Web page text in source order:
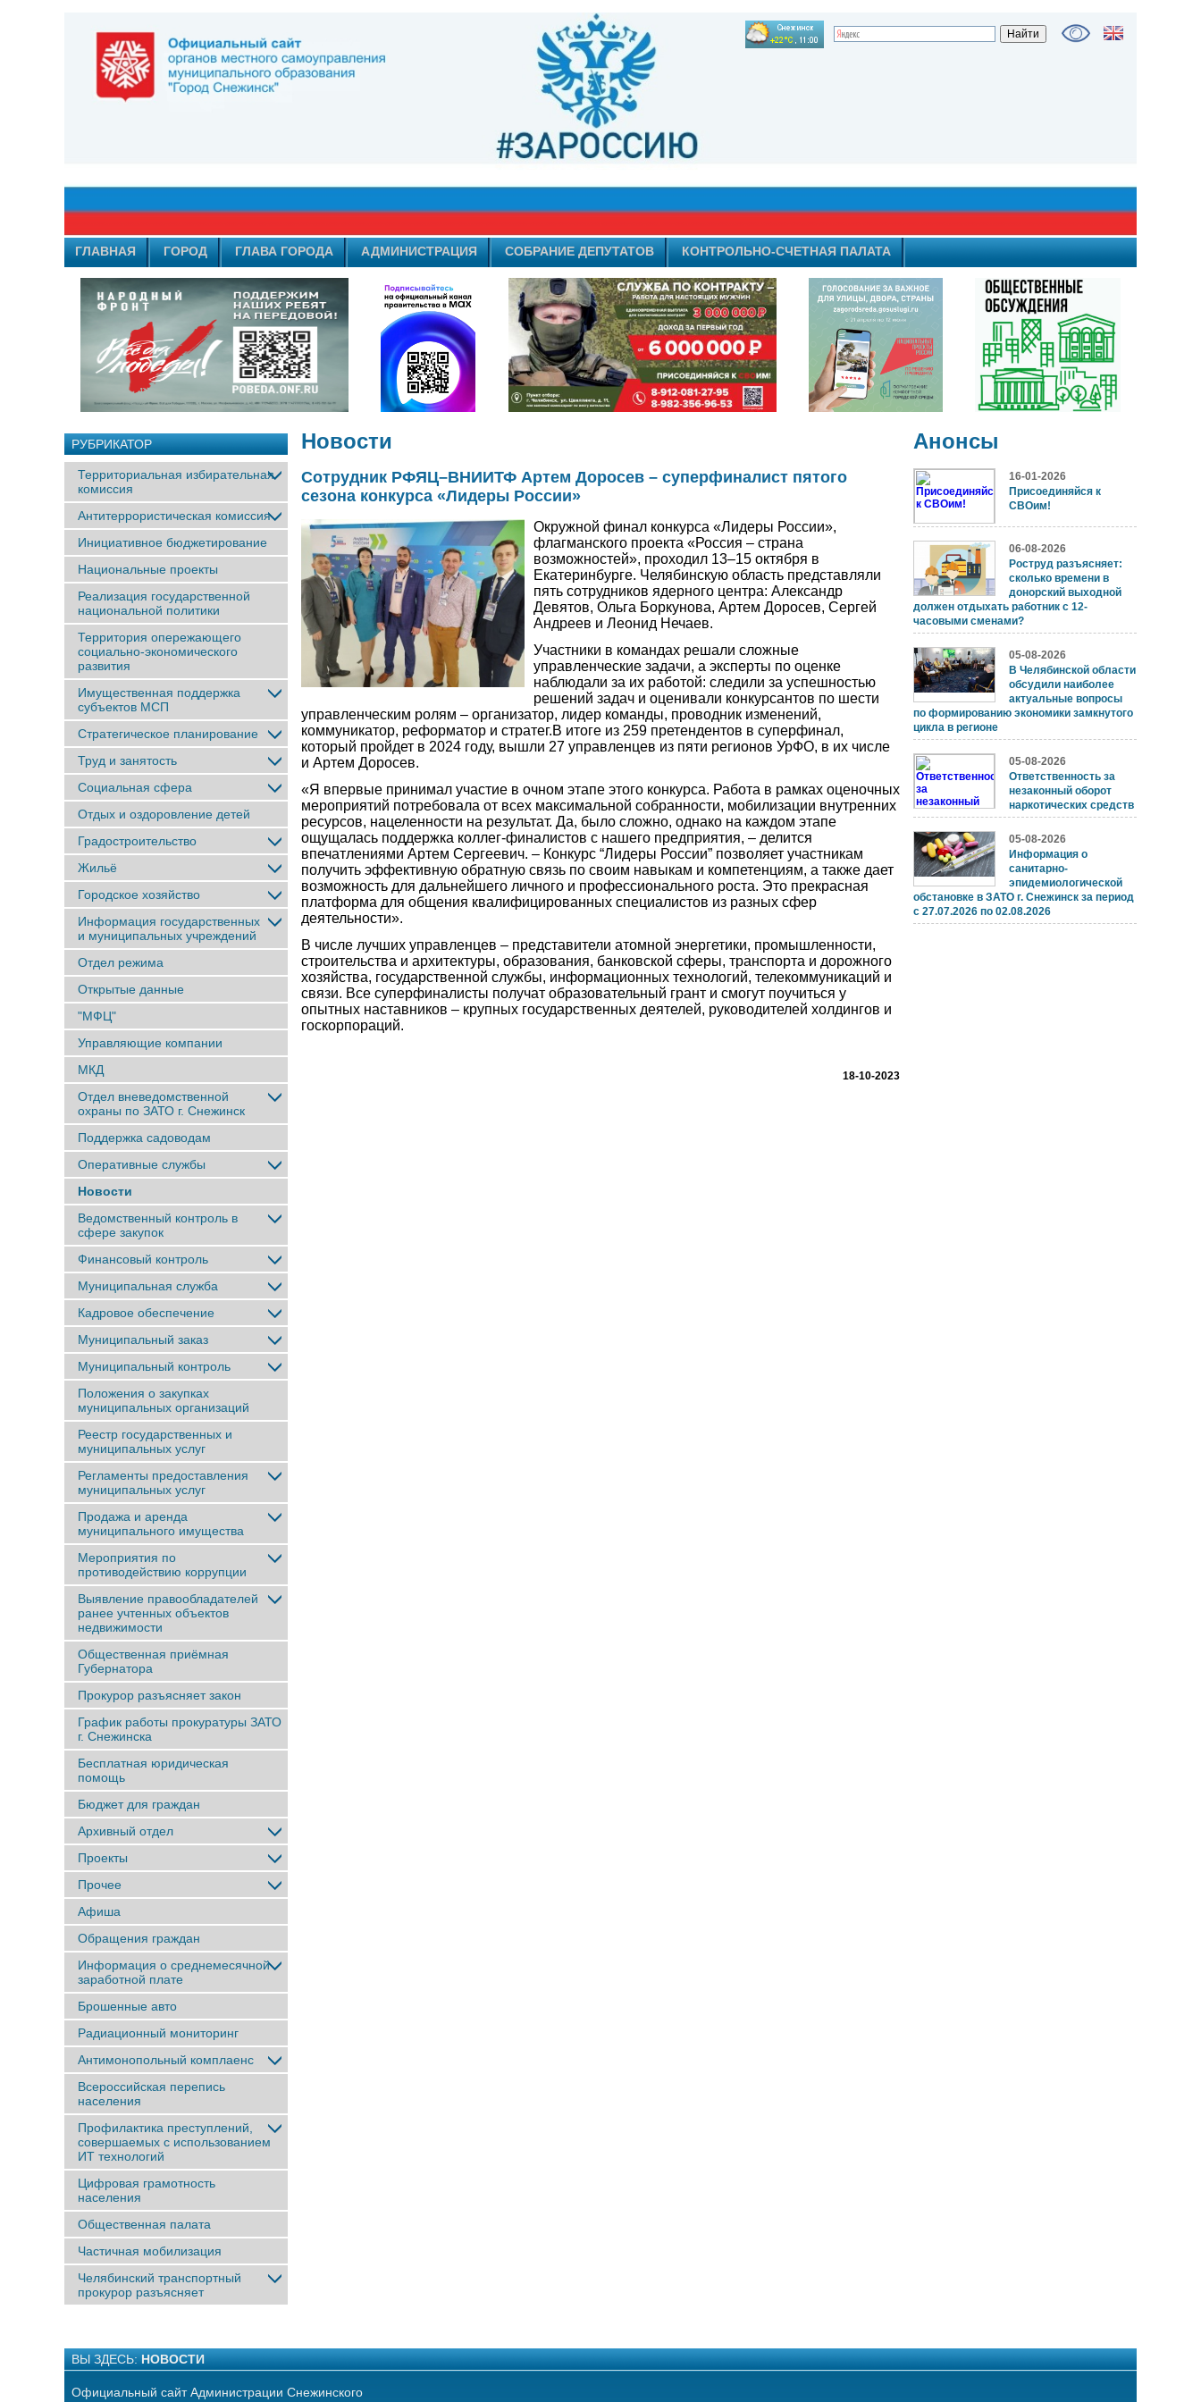
ГЛАВНАЯ ГОРОД ГЛАВА ГОРОДА АДМИНИСТРАЦИЯ СОБРАНИЕ ДЕПУТАТОВ КОНТРОЛЬНО-СЧЕТНАЯ ПАЛАТА
РУБРИКАТОР
Территориальная избирательная
комиссия
Антитеррористическая комиссия
Инициативное бюджетирование
Национальные проекты
Реализация государственной
национальной политики
Территория опережающего
социально-экономического
развития
Имущественная поддержка
субъектов МСП
Стратегическое планирование
Труд и занятость
Социальная сфера
Отдых и оздоровление детей
Градостроительство
Жильё
Городское хозяйство
Информация государственных
и муниципальных учреждений
Отдел режима
Открытые данные
"МФЦ"
Управляющие компании
МКД
Отдел вневедомственной
охраны по ЗАТО г. Снежинск
Поддержка садоводам
Оперативные службы
Новости
Ведомственный контроль в
сфере закупок
Финансовый контроль
Муниципальная служба
Кадровое обеспечение
Муниципальный заказ
Муниципальный контроль
Положения о закупках
муниципальных организаций
Реестр государственных и
муниципальных услуг
Регламенты предоставления
муниципальных услуг
Продажа и аренда
муниципального имущества
Мероприятия по
противодействию коррупции
Выявление правообладателей
ранее учтенныx объектов
недвижимости
Общественная приёмная
Губернатора
Прокурор разъясняет закон
График работы прокуратуры ЗАТО
г. Снежинска
Бесплатная юридическая
помощь
Бюджет для граждан
Архивный отдел
Проекты
Прочее
Афиша
Обращения граждан
Информация о среднемесячной
заработной плате
Брошенные авто
Радиационный мониторинг
Антимонопольный комплаенс
Всероссийская перепись
населения
Профилактика преступлений,
совершаемых с использованием
ИТ технологий
Цифровая грамотность
населения
Общественная палата
Частичная мобилизация
Челябинский транспортный
прокурор разъясняет
Новости
Сотрудник РФЯЦ–ВНИИТФ Артем Доросев – суперфиналист пятого
сезона конкурса «Лидеры России»
Окружной финал конкурса «Лидеры России»,
флагманского проекта «Россия – страна
возможностей», проходил 13–15 октября в
Екатеринбурге. Челябинскую область представляли
пять сотрудников ядерного центра: Александр
Девятов, Ольга Боркунова, Артем Доросев, Сергей
Андреев и Леонид Нечаев.
Участники в командах решали сложные
управленческие задачи, а эксперты по оценке
наблюдали за их работой: следили за успешностью
решений задач и оценивали конкурсантов по шести
управленческим ролям – организатор, лидер команды, проводник изменений,
коммуникатор, реформатор и стратег.В итоге из 259 претендентов в суперфинал,
который пройдет в 2024 году, вышли 27 управленцев из пяти регионов УрФО, в их числе
и Артем Доросев.
«Я впервые принимал участие в очном этапе этого конкурса. Работа в рамках оценочных
мероприятий потребовала от всех максимальной собранности, мобилизации внутренних
ресурсов, нацеленности на результат. Да, было сложно, однако на каждом этапе
ощущалась поддержка коллег-финалистов с нашего предприятия, – делится
впечатлениями Артем Сергеевич. – Конкурс “Лидеры России” позволяет участникам
получить эффективную обратную связь по своим навыкам и компетенциям, а также дает
возможность для дальнейшего личного и профессионального роста. Это прекрасная
платформа для общения квалифицированных специалистов из разных сфер
деятельности».
В числе лучших управленцев – представители атомной энергетики, промышленности,
строительства и архитектуры, образования, банковской сферы, транспорта и дорожного
хозяйства, государственной службы, информационных технологий, телекоммуникаций и
связи. Все суперфиналисты получат образовательный грант и смогут поучиться у
опытных наставников – крупных государственных деятелей, руководителей холдингов и
госкорпораций.
18-10-2023
Анонсы
16-01-2026
Присоединяйся к
СВОим!
06-08-2026
Роструд разъясняет:
сколько времени в
донорский выходной
должен отдыхать работник с 12-
часовыми сменами?
05-08-2026
В Челябинской области
обсудили наиболее
актуальные вопросы
по формированию экономики замкнутого
цикла в регионе
05-08-2026
Ответственность за
незаконный оборот
наркотических средств
05-08-2026
Информация о
санитарно-
эпидемиологической
обстановке в ЗАТО г. Снежинск за период
с 27.07.2026 по 02.08.2026
ВЫ ЗДЕСЬ: НОВОСТИ
Официальный сайт Администрации Снежинского